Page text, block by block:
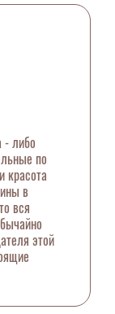
- либо
по
красота
в
вся
этой